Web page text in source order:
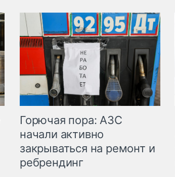
Горючая пора: АЗС
начали активно
закрываться на ремонт и
ребрендинг